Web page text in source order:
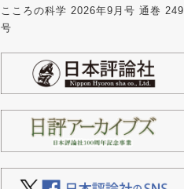
こころの科学 2026年9月号 通巻 249
号